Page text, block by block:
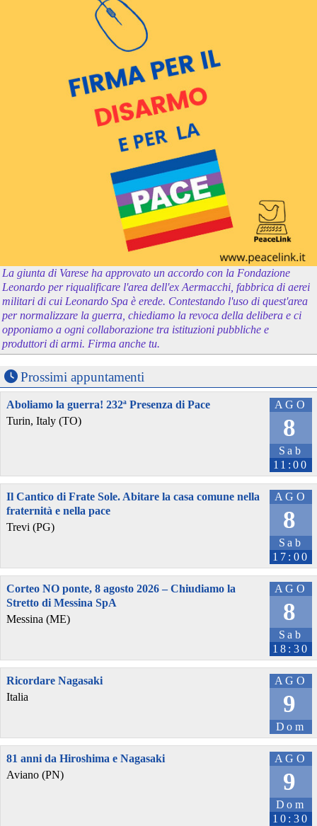
La giunta di Varese ha approvato un accordo con la Fondazione
Leonardo per riqualificare l'area dell'ex Aermacchi, fabbrica di aerei
militari di cui Leonardo Spa è erede. Contestando l'uso di quest'area
per normalizzare la guerra, chiediamo la revoca della delibera e ci
opponiamo a ogni collaborazione tra istituzioni pubbliche e
produttori di armi. Firma anche tu.
Prossimi appuntamenti
AGO
8
Sab
11:00
Aboliamo la guerra! 232ª Presenza di Pace
Turin, Italy (TO)
AGO
8
Sab
17:00
Il Cantico di Frate Sole. Abitare la casa comune nella
fraternità e nella pace
Trevi (PG)
AGO
8
Sab
18:30
Corteo NO ponte, 8 agosto 2026 – Chiudiamo la
Stretto di Messina SpA
Messina (ME)
AGO
9
Dom
Ricordare Nagasaki
Italia
AGO
9
Dom
10:30
81 anni da Hiroshima e Nagasaki
Aviano (PN)